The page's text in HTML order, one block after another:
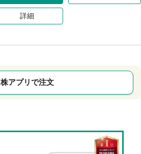
詳細
株アプリで注文